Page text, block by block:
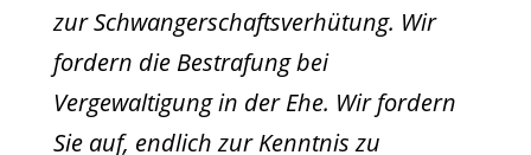
zur Schwangerschaftsverhütung. Wir
fordern die Bestrafung bei
Vergewaltigung in der Ehe. Wir fordern
Sie auf, endlich zur Kenntnis zu